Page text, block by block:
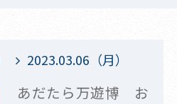
2023.03.06（月）
あだたら万遊博 お